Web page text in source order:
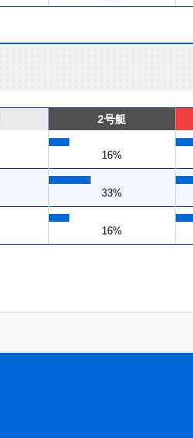
2号艇
16%
33%
16%